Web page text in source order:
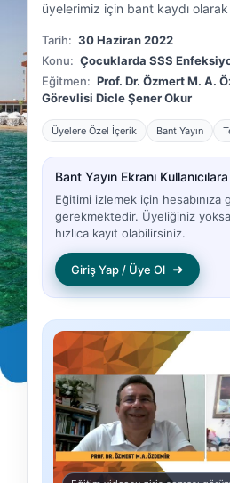
üyelerimiz için bant kaydı olarak
Tarih: 30 Haziran 2022
Konu: Çocuklarda SSS
Eğitmen: Prof. Dr. Özmert M. A.
Görevlisi Dicle Şener Okur
Üyelere Özel İçerik Bant Yayın
Bant Yayın Ekranı
Eğitimi izlemek için hesabınıza
gerekmektedir. Üyeliğiniz
hızlıca kayıt olabilirsiniz.
Giriş Yap / Üye Ol ➜